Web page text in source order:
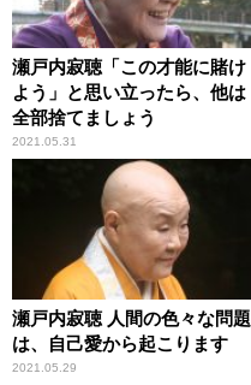
瀬戸内寂聴「この才能に賭け
よう」と思い立ったら、他は
全部捨てましょう
2021.05.31
瀬戸内寂聴 人間の色々な問題
は、自己愛から起こります
2021.05.29